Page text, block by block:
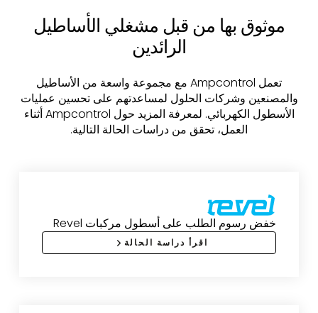
موثوق بها من قبل مشغلي الأساطيل
الرائدين
تعمل Ampcontrol مع مجموعة واسعة من الأساطيل
والمصنعين وشركات الحلول لمساعدتهم على تحسين عمليات
الأسطول الكهربائي. لمعرفة المزيد حول Ampcontrol أثناء
العمل، تحقق من دراسات الحالة التالية.
خفض رسوم الطلب على أسطول مركبات Revel
اقرأ دراسة الحالة